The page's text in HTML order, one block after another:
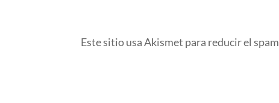
Este sitio usa Akismet para reducir el